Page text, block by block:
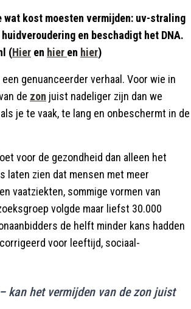
kost moesten vermijden: uv-straling
en beschadigt het DNA.
(Hier en hier en hier)
genuanceerder verhaal. Voor wie in
de zon juist nadeliger zijn dan we
je te vaak, te lang en onbeschermt in de
voor de gezondheid dan alleen het
laten zien dat mensen met meer
vaatziekten, sommige vormen van
volgde maar liefst 30.000
de helft minder kans hadden
voor leeftijd, sociaal-
kan het vermijden van de zon juist